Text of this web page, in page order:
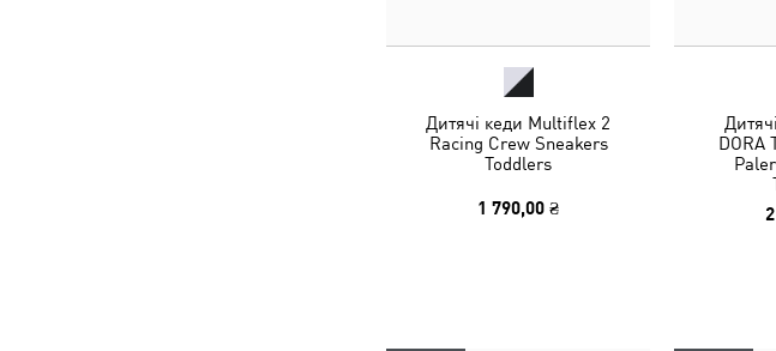
Дитячі кеди Multiflex 2
Racing Crew Sneakers
Toddlers
1 790,00 ₴
DORA